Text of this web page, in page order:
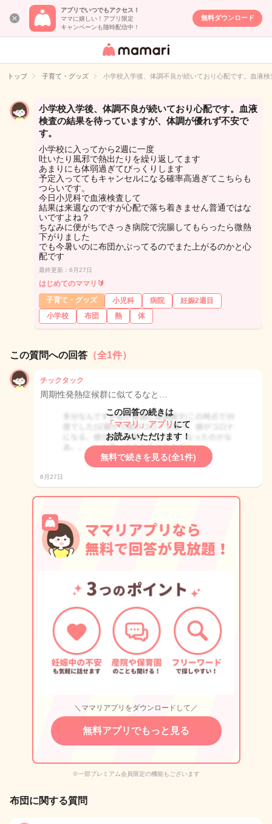
アプリでいつでもアクセス！
ママに嬉しい！アプリ限定
キャンペーンも随時配信中！
無料ダウンロード
女性専用匿名QA
イト
トップ 子育て・グッズ 小学校入学後、体調不良が続いており心配です。血液
小学校入学後、体調不良が続いており心配です。血液
検査の結果を待っていますが、体調が優れず不安で
す。
小学校に入ってから2週に一度
吐いたり風邪で熱出たりを繰り返してます
あまりにも体弱過ぎてびっくりします
予定入っててもキャンセルになる確率高過ぎてこちらも
つらいです。
今日小児科で血液検査して
結果は来週なのですが心配で落ち着きません普通ではな
いですよね？
ちなみに便がちでさっき病院で浣腸してもらったら微熱
下がりました
でも今暑いのに布団かぶってるのでまた上がるのかと心
配です
最終更新：6月27日
はじめてのママリ🔰
子育て・グッズ
小児科 病院
妊娠2週目
小学校
布団 熱 体
この質問への回答 （全1件）
チックタック
周期性発熱症候群に似てるなと…
この回答の続きは
「ママリ」アプリ にて
お読みいただけます！
無料で続きを見る(全1件)
6月27日
＼ママリアプリをダウンロードして／
無料アプリでもっと見る
※一部プレミアム会員限定の機能もございます
布団に関する質問